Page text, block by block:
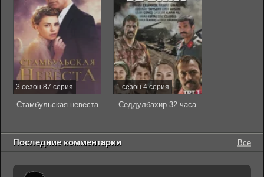
3 сезон 87 серия
Стамбульская невеста
1 сезон 4 серия
Седдулбахир 32 часа
Последние комментарии Все